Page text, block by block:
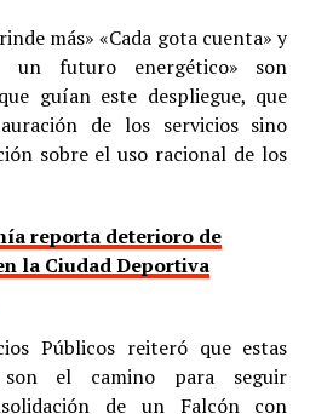
más» «Cada gota cuenta» y
un futuro energético» son
guían este despliegue, que
de los servicios sino
sobre el uso racional de los
reporta deterioro de
la Ciudad Deportiva
Públicos reiteró que estas
son el camino para seguir
de un Falcón con